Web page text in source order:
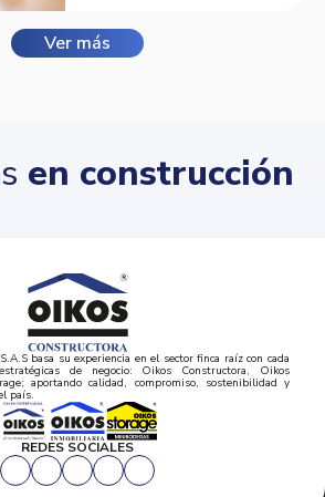
Ver más
en construcción
basa su experiencia en el sector finca raíz con cada
de negocio: Oikos Constructora, Oikos
aportando calidad, compromiso, sostenibilidad y
país.
REDES SOCIALES